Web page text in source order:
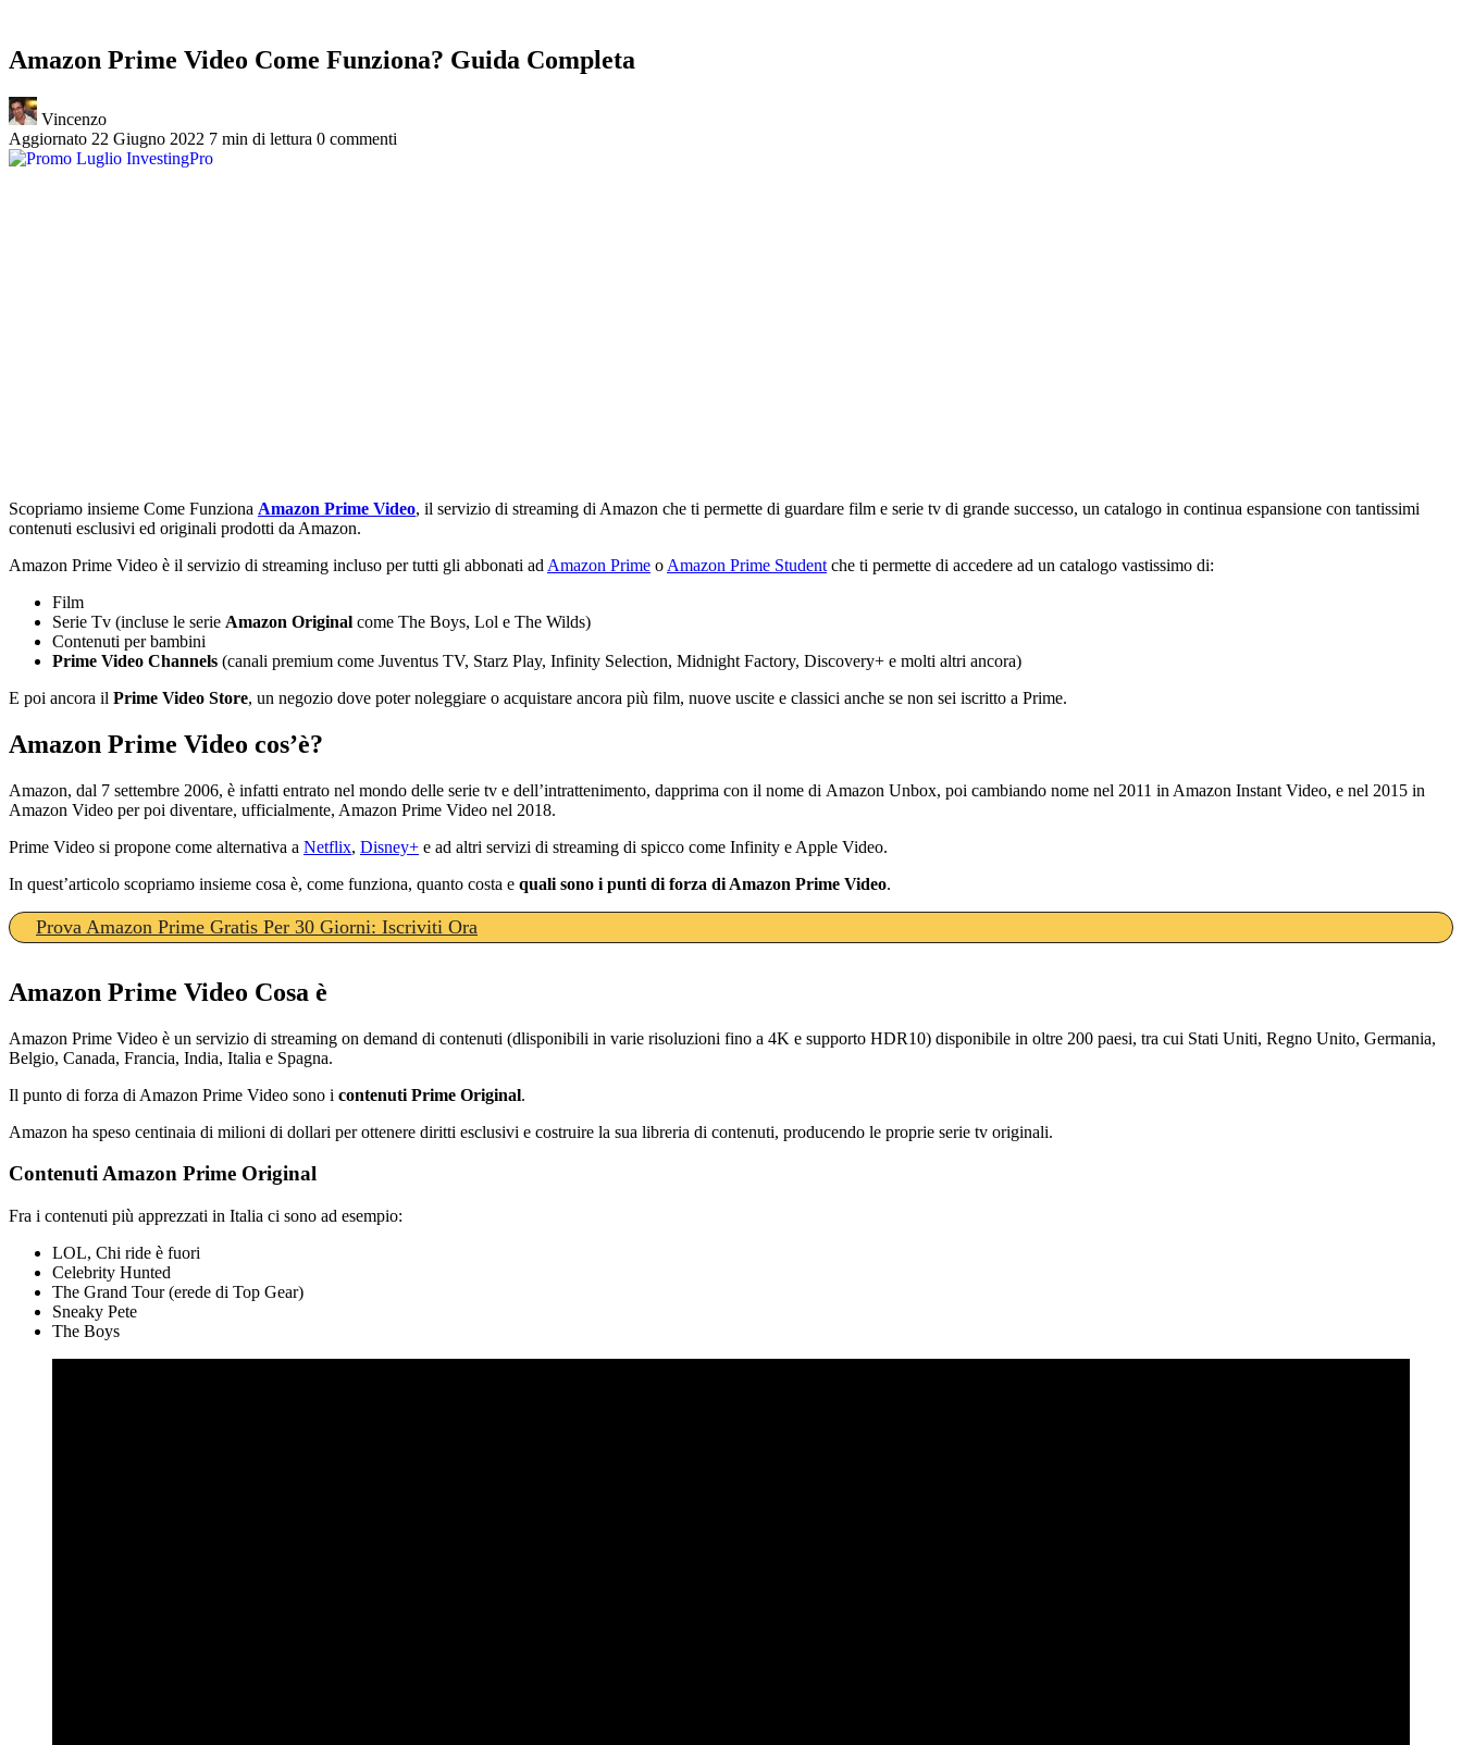
Amazon Prime Video Come Funziona? Guida Completa
Vincenzo
Aggiornato 22 Giugno 2022 7 min di lettura 0 commenti
Scopriamo insieme Come Funziona Amazon Prime Video, il servizio di streaming di Amazon che ti permette di guardare film e serie tv di grande successo, un catalogo in continua espansione con tantissimi
contenuti esclusivi ed originali prodotti da Amazon.
Amazon Prime Video è il servizio di streaming incluso per tutti gli abbonati ad Amazon Prime o Amazon Prime Student che ti permette di accedere ad un catalogo vastissimo di:
Film
Serie Tv (incluse le serie Amazon Original come The Boys, Lol e The Wilds)
Contenuti per bambini
Prime Video Channels (canali premium come Juventus TV, Starz Play, Infinity Selection, Midnight Factory, Discovery+ e molti altri ancora)
E poi ancora il Prime Video Store, un negozio dove poter noleggiare o acquistare ancora più film, nuove uscite e classici anche se non sei iscritto a Prime.
Amazon Prime Video cos’è?
Amazon, dal 7 settembre 2006, è infatti entrato nel mondo delle serie tv e dell’intrattenimento, dapprima con il nome di Amazon Unbox, poi cambiando nome nel 2011 in Amazon Instant Video, e nel 2015 in
Amazon Video per poi diventare, ufficialmente, Amazon Prime Video nel 2018.
Prime Video si propone come alternativa a Netflix, Disney+ e ad altri servizi di streaming di spicco come Infinity e Apple Video.
In quest’articolo scopriamo insieme cosa è, come funziona, quanto costa e quali sono i punti di forza di Amazon Prime Video.
Prova Amazon Prime Gratis Per 30 Giorni: Iscriviti Ora
Amazon Prime Video Cosa è
Amazon Prime Video è un servizio di streaming on demand di contenuti (dlisponibili in varie risoluzioni fino a 4K e supporto HDR10) disponibile in oltre 200 paesi, tra cui Stati Uniti, Regno Unito, Germania,
Belgio, Canada, Francia, India, Italia e Spagna.
Il punto di forza di Amazon Prime Video sono i contenuti Prime Original.
Amazon ha speso centinaia di milioni di dollari per ottenere diritti esclusivi e costruire la sua libreria di contenuti, producendo le proprie serie tv originali.
Contenuti Amazon Prime Original
Fra i contenuti più apprezzati in Italia ci sono ad esempio:
LOL, Chi ride è fuori
Celebrity Hunted
The Grand Tour (erede di Top Gear)
Sneaky Pete
The Boys